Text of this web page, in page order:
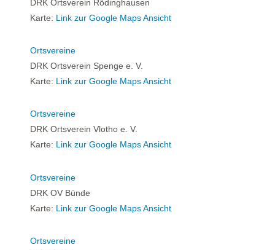
DRK Ortsverein Rödinghausen
Karte: Link zur Google Maps Ansicht
Ortsvereine
DRK Ortsverein Spenge e. V.
Karte: Link zur Google Maps Ansicht
Ortsvereine
DRK Ortsverein Vlotho e. V.
Karte: Link zur Google Maps Ansicht
Ortsvereine
DRK OV Bünde
Karte: Link zur Google Maps Ansicht
Ortsvereine